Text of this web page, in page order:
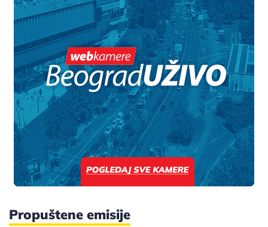
Propuštene emisije